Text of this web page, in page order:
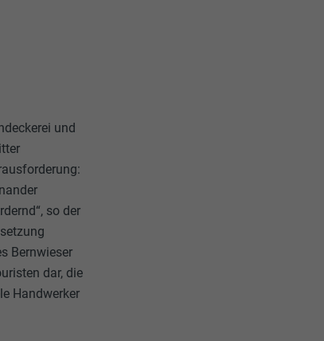
und
so der
Bernwieser
dar, die
Handwerker